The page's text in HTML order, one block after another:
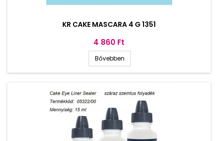
KR CAKE MASCARA 4 G 1351
Ár
4 860 Ft
Bővebben